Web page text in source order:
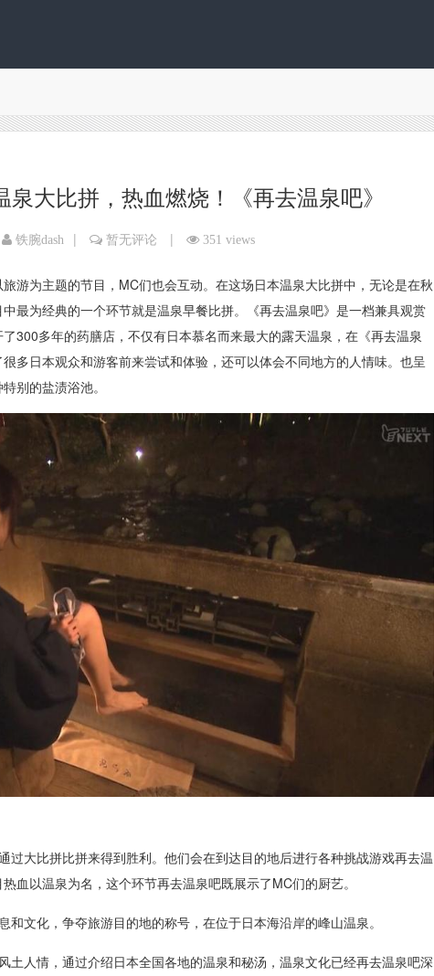
大比拼，热血燃烧！《再去温泉吧》
铁腕dash | 暂无评论 | 351 views
游为主题的节目，MC们也会互动。在这场日本温泉大比拼中，无论是在秋
最为经典的一个环节就是温泉早餐比拼。《再去温泉吧》是一档兼具观赏
300多年的药膳店，不仅有日本慕名而来最大的露天温泉，在《再去温泉
多日本观众和游客前来尝试和体验，还可以体会不同地方的人情味。也呈
别的盐渍浴池。
过大比拼比拼来得到胜利。他们会在到达目的地后进行各种挑战游戏再去温
血以温泉为名，这个环节再去温泉吧既展示了MC们的厨艺。
文化，争夺旅游目的地的称号，在位于日本海沿岸的峰山温泉。
土人情，通过介绍日本全国各地的温泉和秘汤，温泉文化已经再去温泉吧深